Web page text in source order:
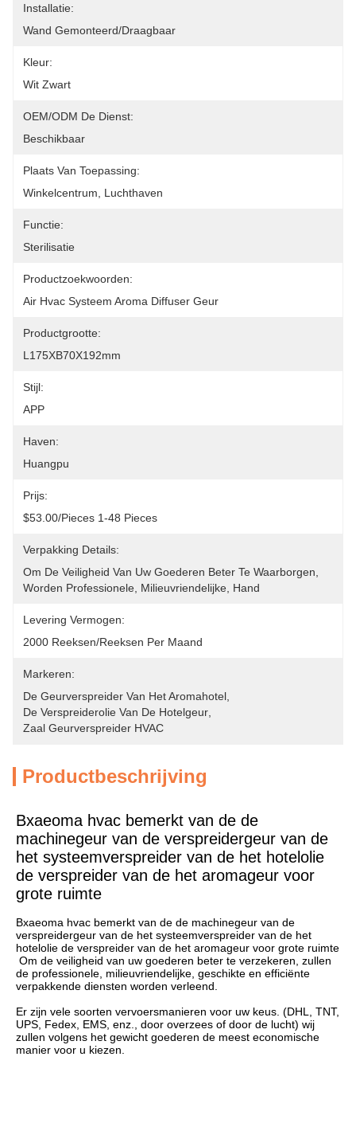
Installatie:
Wand Gemonteerd/draagbaar
Kleur:
Wit Zwart
OEM/ODM De Dienst:
Beschikbaar
Plaats Van Toepassing:
Winkelcentrum, Luchthaven
Functie:
Sterilisatie
Productzoekwoorden:
Air Hvac Systeem Aroma Diffuser Geur
Productgrootte:
L175XB70X192mm
Stijl:
APP
Haven:
Huangpu
Prijs:
$53.00/pieces 1-48 Pieces
Verpakking Details:
Om De Veiligheid Van Uw Goederen Beter Te Waarborgen,
Worden Professionele, Milieuvriendelijke, Hand
Levering Vermogen:
2000 Reeksen/reeksen Per Maand
Markeren:
De Geurverspreider Van Het Aromahotel
De Verspreiderolie Van De Hotelgeur
Zaal Geurverspreider HVAC
Productbeschrijving
Bxaeoma hvac bemerkt van de de
machinegeur van de verspreidergeur van de
het systeemverspreider van de het hotelolie
de verspreider van de het aromageur voor
grote ruimte
Bxaeoma hvac bemerkt van de de machinegeur van de
verspreidergeur van de het systeemverspreider van de het
hotelolie de verspreider van de het aromageur voor grote ruimte
de professionele, milieuvriendelijke, geschikte en efficiënte
Er zijn vele soorten vervoersmanieren voor uw keus. (DHL, TNT,
UPS, Fedex, EMS, enz., door overzees of door de lucht) wij
zullen volgens het gewicht goederen de meest economische
manier voor u kiezen.